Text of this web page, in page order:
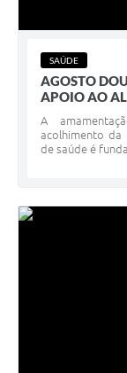
Termos de Fomento
Galeria de Fotos
Audiências Públicas
Arquivos para
SAÚDE
AGOSTO
APOIO AO
A
acolhimento da
de saúde é